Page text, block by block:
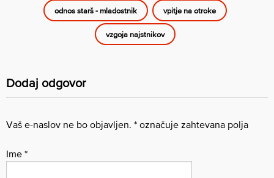
odnos starš - mladostnik vpitje na otroke
vzgoja najstnikov
Dodaj odgovor
Vaš e-naslov ne bo objavljen. * označuje zahtevana polja
Ime *